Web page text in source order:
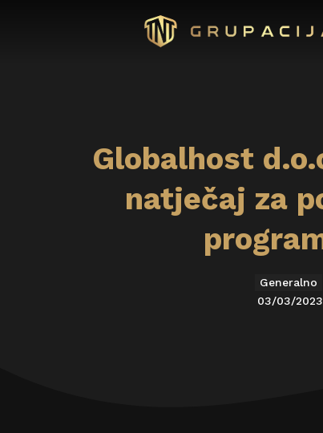
Globalhost
natječaj za
Generalno
03/03/2023